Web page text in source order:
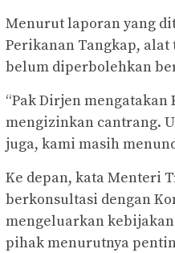
Menurut laporan yang
Perikanan Tangkap,
belum diperbolehkan
“Pak Dirjen mengatakan
mengizinkan cantrang.
juga, kami masih
Ke depan, kata Menteri
berkonsultasi dengan
mengeluarkan
pihak menurutnya